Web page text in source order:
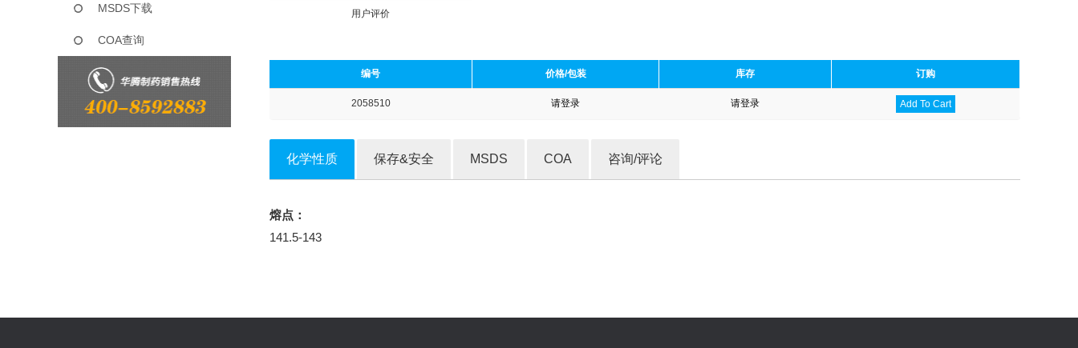
MSDS下载
COA查询
用户评价
编号 价格/包装 库存 订购
2058510 请登录 请登录 Add To Cart
化学性质 保存&安全 MSDS COA 咨询/评论
熔点：
141.5-143